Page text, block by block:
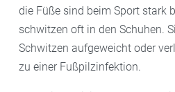
die Füße sind beim Sport stark
schwitzen oft in den Schuhen.
Schwitzen aufgeweicht oder
zu einer Fußpilzinfektion.